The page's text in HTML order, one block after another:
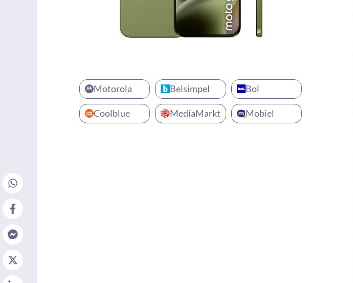
Motorola Belsimpel Bol
Coolblue MediaMarkt Mobiel